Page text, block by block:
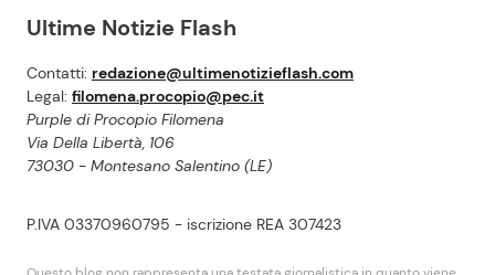
Ultime Notizie Flash
Contatti: redazione@ultimenotizieflash.com
Legal: filomena.procopio@pec.it
Purple di Procopio Filomena
Via Della Libertà, 106
73030 - Montesano Salentino (LE)
P.IVA 03370960795 - iscrizione REA 307423